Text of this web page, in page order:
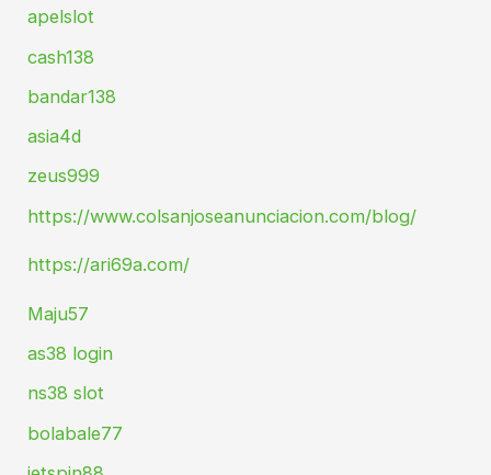
apelslot
cash138
bandar138
asia4d
zeus999
https://www.colsanjoseanunciacion.com/blog/
https://ari69a.com/
Maju57
as38 login
ns38 slot
bolabale77